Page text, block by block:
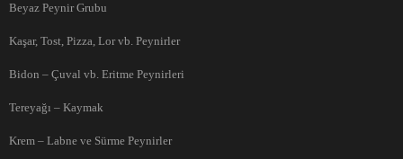
Beyaz Peynir Grubu
Kaşar, Tost, Pizza, Lor vb. Peynirler
Bidon – Çuval vb. Eritme Peynirleri
Tereyağı – Kaymak
Krem – Labne ve Sürme Peynirler